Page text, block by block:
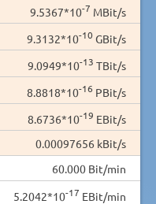
9.5367*10-7 MBit/s
9.3132*10-10 GBit/s
9.0949*10-13 TBit/s
8.8818*10-16 PBit/s
8.6736*10-19 EBit/s
0.00097656 kBit/s
60.000 Bit/min
5.2042*10-17 EBit/min